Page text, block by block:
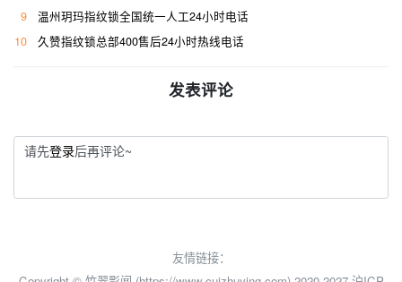
9
温州玥玛指纹锁全国统一人工24小时电话
10
久赞指纹锁总部400售后24小时热线电话
发表评论
请先登录后再评论~
友情链接：